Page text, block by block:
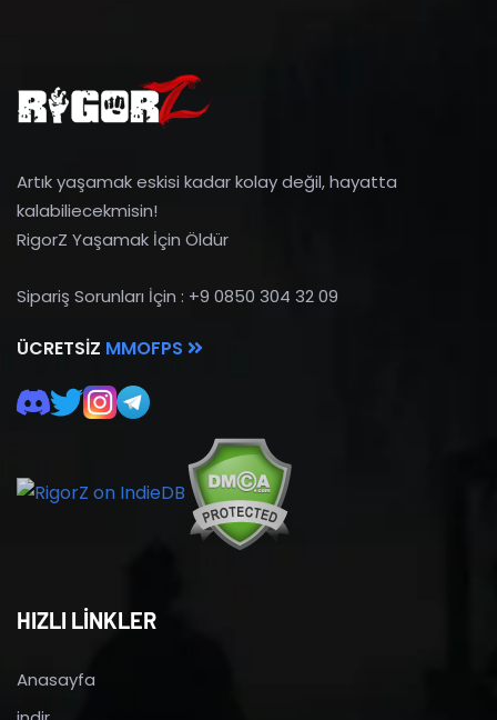
Artık yaşamak eskisi kadar kolay değil, hayatta
kalabiliecekmisin!
RigorZ Yaşamak İçin Öldür
Sipariş Sorunları İçin : +9 0850 304 32 09
ÜCRETSIZ MMOFPS
HIZLI LİNKLER
Anasayfa